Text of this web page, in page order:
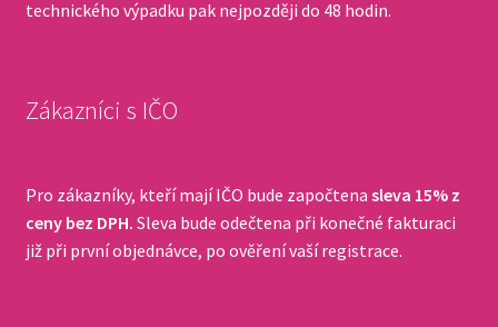
technického výpadku pak nejpozději do 48 hodin.
Zákazníci s IČO
Pro zákazníky, kteří mají IČO bude započtena sleva 15% z
ceny bez DPH. Sleva bude odečtena při konečné fakturaci
již při první objednávce, po ověření vaší registrace.